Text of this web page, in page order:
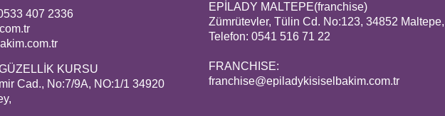
407 2336
KURSU
Cad., No:7/9A, NO:1/1 34920
EPİLADY MALTEPE(franchise)
Zümrütevler, Tülin Cd. No:123, 34852 Maltepe,
Telefon: 0541 516 71 22
FRANCHISE:
franchise@epiladykisiselbakim.com.tr